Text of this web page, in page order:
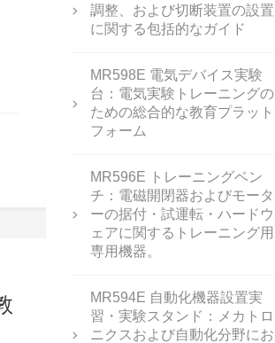
調整、および切断装置の設置
に関する包括的なガイド
MR598E 電気デバイス実験
台：電気実験トレーニングの
ための総合的な教育プラット
フォーム
MR596E トレーニングベン
チ：電磁開閉器およびモータ
ーの据付・試運転・ハードウ
ェアに関するトレーニング用
専用機器。
MR594E 自動化機器設置実
習・実験スタンド：メカトロ
ニクスおよび自動化分野にお